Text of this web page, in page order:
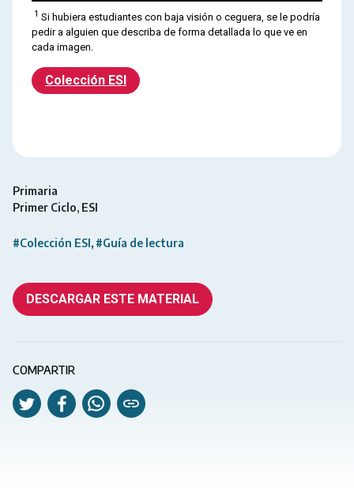
1 Si hubiera estudiantes con baja visión o ceguera, se le podría
pedir a alguien que describa de forma detallada lo que ve en
cada imagen.
Colección ESI
Primaria
Primer Ciclo ESI
#Colección ESI #Guía de lectura
DESCARGAR ESTE MATERIAL
COMPARTIR